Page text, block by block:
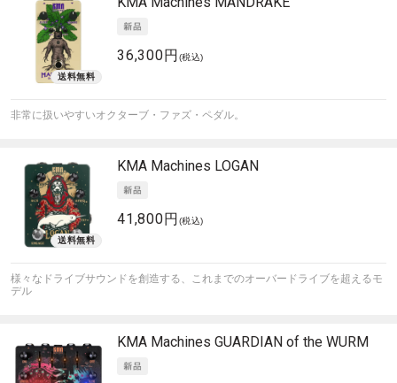
36,300円 (税込)
非常に扱いやすいオクターブ・ファズ・ペダル。
KMA Machines LOGAN
41,800円 (税込)
様々なドライブサウンドを創造する、これまでのオーバードライブを超えるモ
デル
KMA Machines GUARDIAN of the WURM